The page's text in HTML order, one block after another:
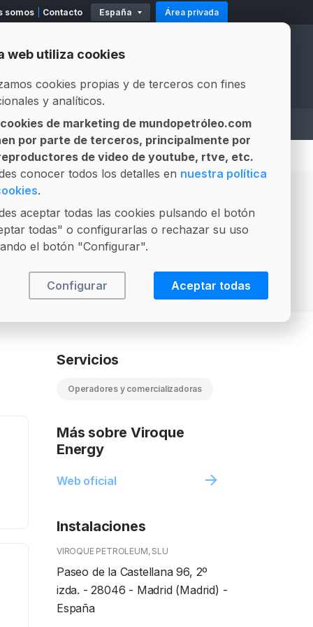
somos Contacto España Área privada
Official Partners
ASESOR LEGAL LICITACIONES
Contacten conmigo
Servicios
Operadores y comercializadoras
Más sobre Viroque
Energy
Web oficial
Instalaciones
VIROQUE PETROLEUM, SLU
Paseo de la Castellana 96, 2º
izda. - 28046 - Madrid (Madrid) -
España
web utiliza cookies
cookies propias y de terceros con fines
y analíticos.
de marketing de mundopetróleo.com
por parte de terceros, principalmente por
de video de youtube, rtve, etc.
conocer todos los detalles en nuestra política
.
aceptar todas las cookies pulsando el botón
todas" o configurarlas o rechazar su uso
el botón "Configurar".
Configurar Aceptar todas